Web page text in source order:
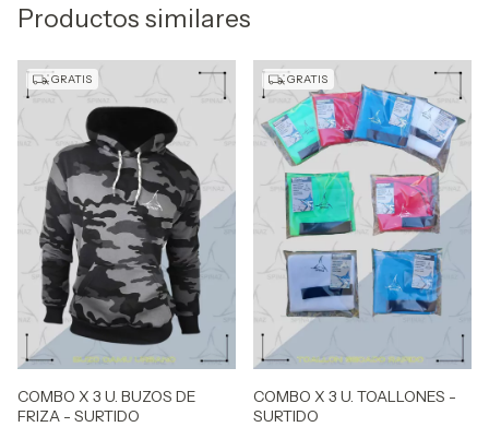
Productos similares
GRATIS
COMBO X 3 U. BUZOS DE
FRIZA - SURTIDO
GRATIS
COMBO X 3 U. TOALLONES -
SURTIDO